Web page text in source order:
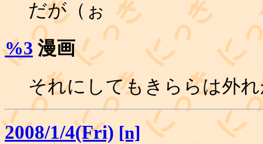
だが（ぉ
%3 漫画
それにしてもきららは外
2008/1/4(Fri) [n]